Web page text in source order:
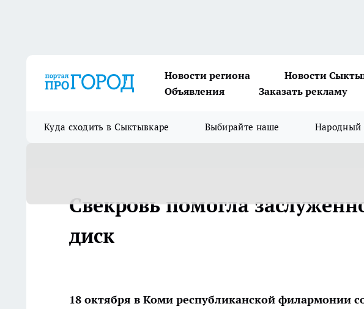
Новости региона Новости
Объявления
Заказать рекламу
Куда сходить в Сыктывкаре Выбирайте наше Народный
Свекровь помогла
диск
18 октября в Коми республиканской филармонии